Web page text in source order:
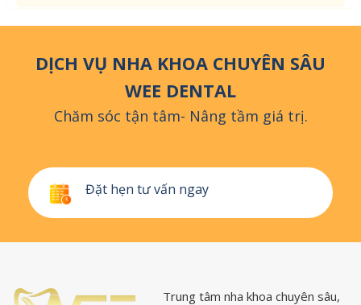
DỊCH VỤ NHA KHOA CHUYÊN SÂU
WEE DENTAL
Chăm sóc tận tâm- Nâng tầm giá trị.
Đặt hẹn tư vấn ngay
Trung tâm nha khoa chuyên sâu,